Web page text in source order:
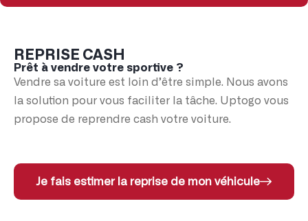
REPRISE CASH
Prêt à vendre votre sportive ?
Vendre sa voiture est loin d’être simple. Nous avons
la solution pour vous faciliter la tâche. Uptogo vous
propose de reprendre cash votre voiture.
Je fais estimer la reprise de mon véhicule